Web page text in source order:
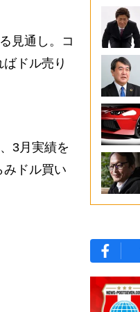
見通し。コ
ドル売り
3月実績を
ドル買い